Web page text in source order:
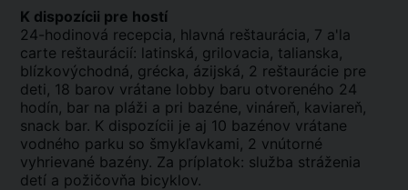
K dispozícii pre hostí
24-hodinová recepcia, hlavná reštaurácia, 7 a'la
carte reštaurácií: latinská, grilovacia, talianska,
blízkovýchodná, grécka, ázijská, 2 reštaurácie pre
deti, 18 barov vrátane lobby baru otvoreného 24
hodín, bar na pláži a pri bazéne, vináreň, kaviareň,
snack bar. K dispozícii je aj 10 bazénov vrátane
vodného parku so šmykľavkami, 2 vnútorné
vyhrievané bazény. Za príplatok: služba stráženia
detí a požičovňa bicyklov.